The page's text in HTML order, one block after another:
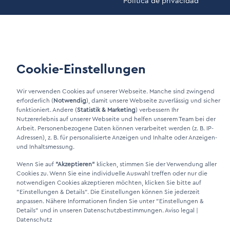
LinkIn Link
Xing Link
DINO Dampferzeuger GmbH - Generadores de vapor eléctricos
"Made in Germany" 2026
Cookie-Einstellungen
Wir verwenden Cookies auf unserer Webseite. Manche sind zwingend
erforderlich (Notwendig), damit unsere Webseite zuverlässig und sicher
funktioniert. Andere (Statistik & Marketing) verbessern Ihr
Nutzererlebnis auf unserer Webseite und helfen unserem Team bei der
Arbeit. Personenbezogene Daten können verarbeitet werden (z. B. IP-
Adressen), z. B. für personalisierte Anzeigen und Inhalte oder Anzeigen-
und Inhaltsmessung.
Wenn Sie auf "Akzeptieren" klicken, stimmen Sie der Verwendung aller
Cookies zu. Wenn Sie eine individuelle Auswahl treffen oder nur die
notwendigen Cookies akzeptieren möchten, klicken Sie bitte auf
"Einstellungen & Details". Die Einstellungen können Sie jederzeit
anpassen. Nähere Informationen finden Sie unter "Einstellungen &
Details" und in unseren Datenschutzbestimmungen.Aviso legal |
Datenschutz